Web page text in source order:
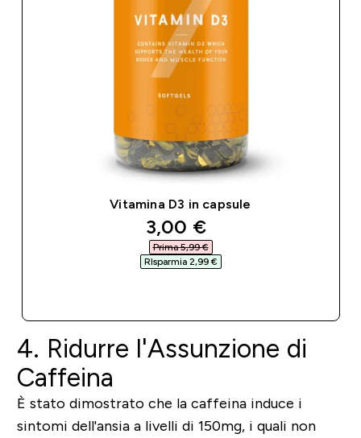
Vitamina D3 in capsule
discounted price
3,00 €‎
Prima 5,99 €‎
RIsparmia 2,99 €‎
4. Ridurre l'Assunzione di
Caffeina
È stato dimostrato che la caffeina induce i
sintomi dell'ansia a livelli di 150mg, i quali non